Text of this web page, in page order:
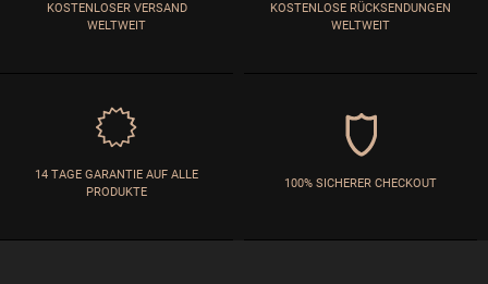
KOSTENLOSER VERSAND
WELTWEIT
KOSTENLOSE RÜCKSENDUNGEN
WELTWEIT
14 TAGE GARANTIE AUF ALLE
PRODUKTE
100% SICHERER CHECKOUT